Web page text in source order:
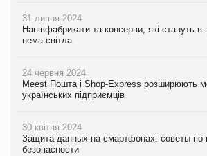
31 липня 2024
Напівфабрикати та консерви, які стануть в
нема світла
24 червня 2024
Meest Пошта і Shop-Express розширюють
українських підприємців
30 квітня 2024
Защита данных на смартфонах: советы
безопасности